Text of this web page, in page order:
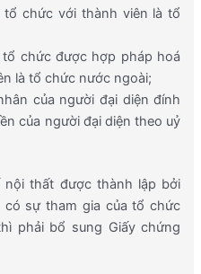
tổ chức với thành viên là tổ
chức được hợp pháp hoá
là tổ chức nước ngoài;
của người đại diện đính
của người đại diện theo uỷ
thất được thành lập bởi
sự tham gia của tổ chức
phải bổ sung Giấy chứng